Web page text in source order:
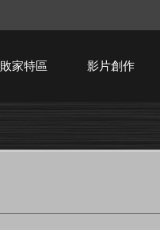
敗家特區 影片創作